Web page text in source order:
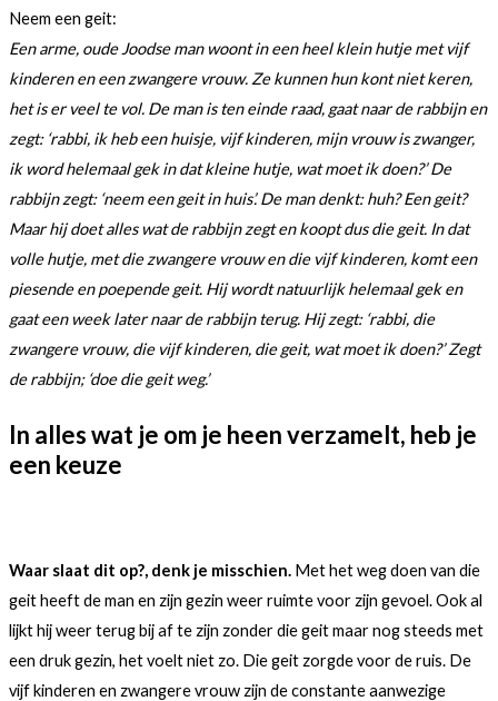
Neem een geit:
Een arme, oude Joodse man woont in een heel klein hutje met vijf
kinderen en een zwangere vrouw. Ze kunnen hun kont niet keren,
het is er veel te vol. De man is ten einde raad, gaat naar de rabbijn en
zegt: ‘rabbi, ik heb een huisje, vijf kinderen, mijn vrouw is zwanger,
ik word helemaal gek in dat kleine hutje, wat moet ik doen?’ De
rabbijn zegt: ‘neem een geit in huis’. De man denkt: huh? Een geit?
Maar hij doet alles wat de rabbijn zegt en koopt dus die geit. In dat
volle hutje, met die zwangere vrouw en die vijf kinderen, komt een
piesende en poepende geit. Hij wordt natuurlijk helemaal gek en
gaat een week later naar de rabbijn terug. Hij zegt: ‘rabbi, die
zwangere vrouw, die vijf kinderen, die geit, wat moet ik doen?’ Zegt
de rabbijn; ‘doe die geit weg.’
In alleswat je om je heen verzamelt, heb je
een keuze
Waar slaat dit op?, denk je misschien. Met het weg doen van die
geit heeft de man en zijn gezin weer ruimte voor zijn gevoel. Ook al
lijkt hij weer terug bij af te zijn zonder die geit maar nog steeds met
een druk gezin, het voelt niet zo. Die geit zorgde voor de ruis. De
vijf kinderen en zwangere vrouw zijn de constante aanwezige